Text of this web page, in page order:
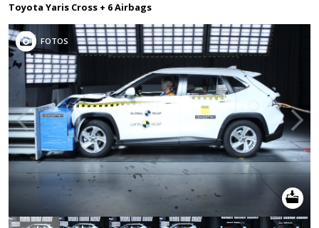
Toyota Yaris Cross + 6 Airbags
FOTOS